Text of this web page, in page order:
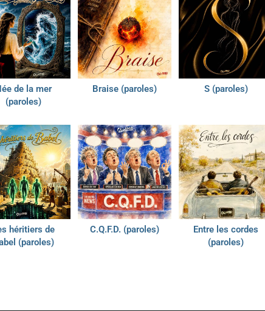
de la mer
(paroles)
Braise (paroles) S (paroles)
héritiers de
(paroles)
C.Q.F.D. (paroles)
Entre les cordes
(paroles)